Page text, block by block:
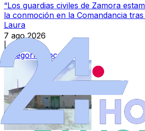
“Los guardias civiles de Zamora
la conmoción en la Comandancia
Laura
7 ago 2026
|
Categoría:
Local